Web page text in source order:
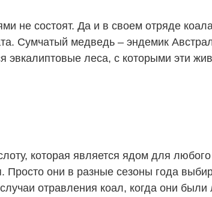
не состоят. Да и в своем отряде
Сумчатый медведь – эндемик
эвкалиптовые леса, с которыми эти
которая является ядом для
Просто они в разные сезоны года
отравления коал, когда они